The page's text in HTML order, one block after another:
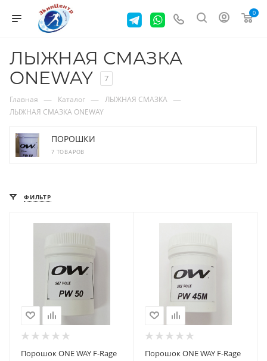
0
ЛЫЖНАЯ СМАЗКА
ONEWAY
7
Главная — Каталог — ЛЫЖНАЯ СМАЗКА —
ЛЫЖНАЯ СМАЗКА ONEWAY
ПОРОШКИ
7 ТОВАРОВ
ФИЛЬТР
Порошок ONE WAY F-Rage
Порошок ONE WAY F-Rage